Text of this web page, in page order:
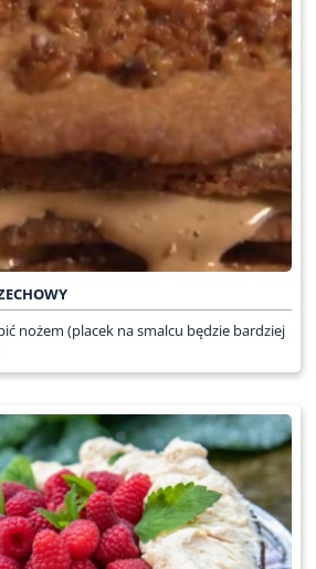
nożem (placek na smalcu będzie bardziej